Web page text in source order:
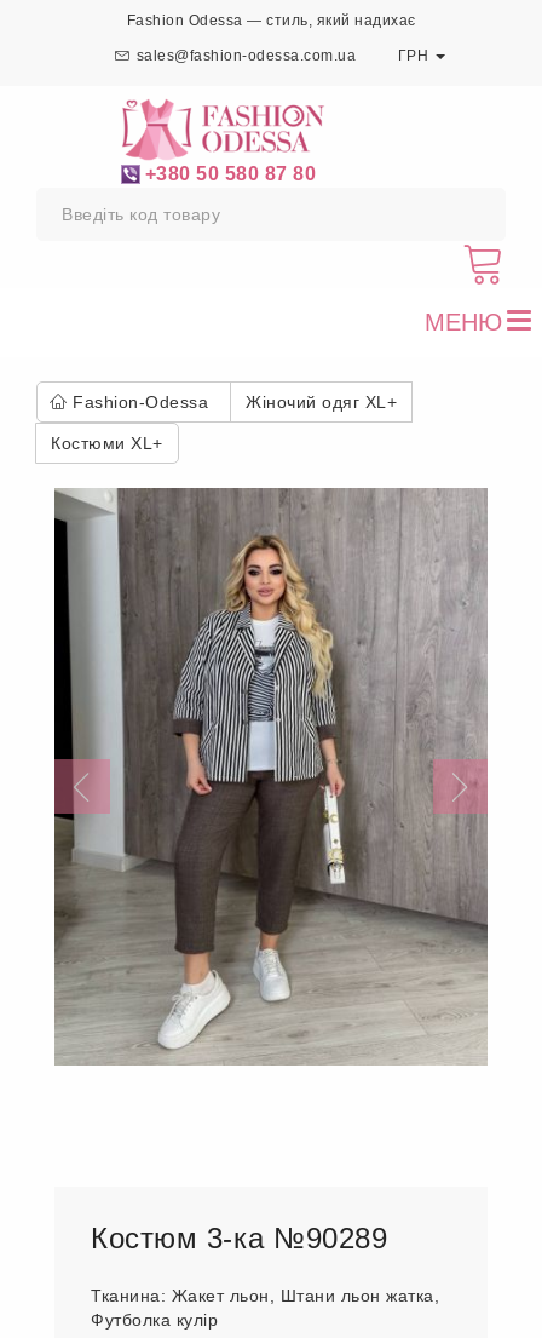
Fashion Odessa — стиль, який надихає
sales@fashion-odessa.com.ua ГРН
+380 50 580 87 80
МЕНЮ
Fashion-Odessa Жіночий одяг XL+
Костюми XL+
Костюм 3-ка №90289
Тканина: Жакет льон, Штани льон жатка,
Футболка кулір